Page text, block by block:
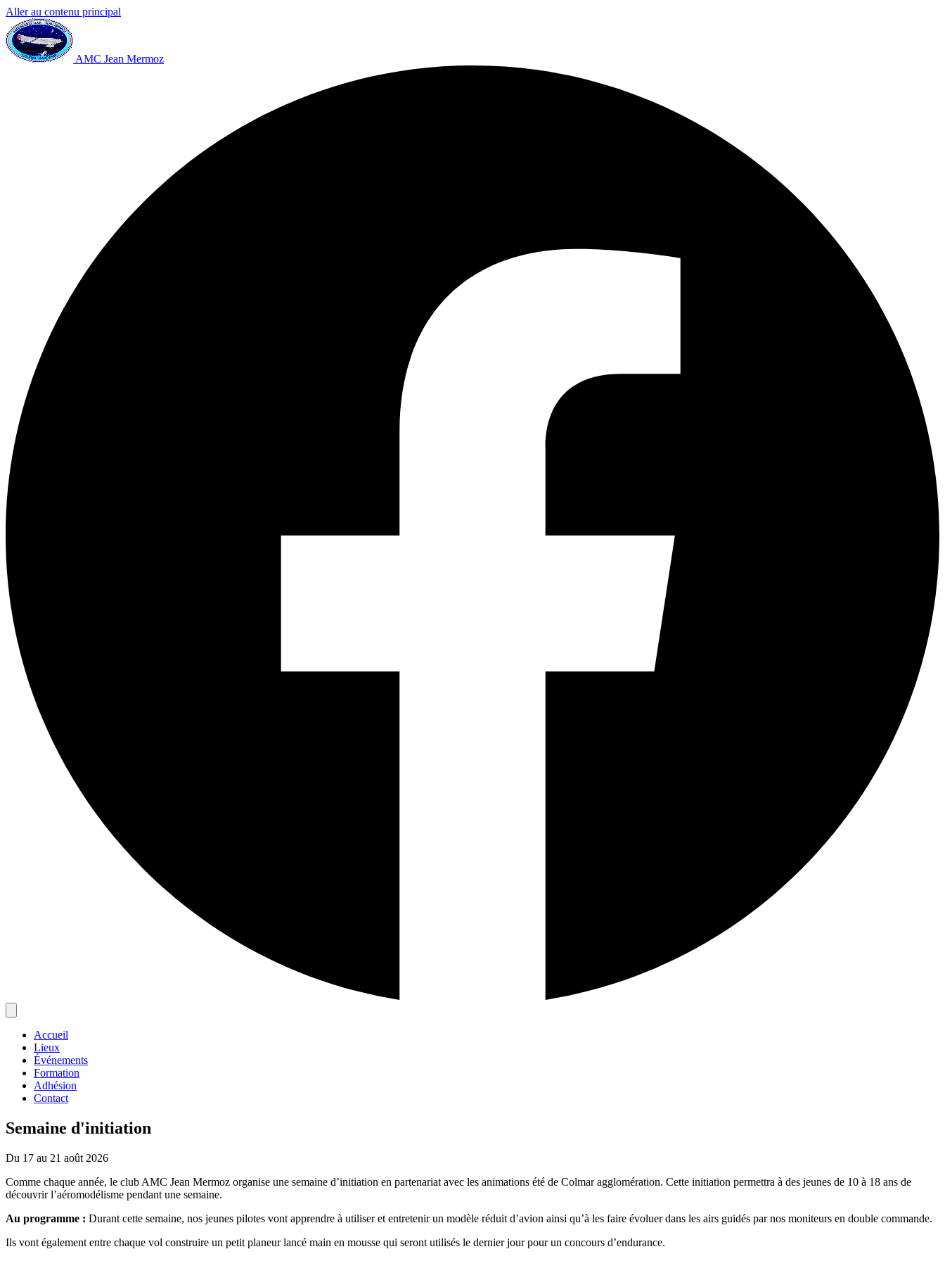
Aller au contenu principal
AMC Jean Mermoz
Accueil
Lieux
Événements
Formation
Adhésion
Contact
Semaine d'initiation
Du 17 au 21 août 2026
Comme chaque année, le club AMC Jean Mermoz organise une semaine d’initiation en partenariat avec les animations été de Colmar agglomération. Cette initiation permettra à des jeunes de 10 à 18 ans de
découvrir l’aéromodélisme pendant une semaine.
Au programme : Durant cette semaine, nos jeunes pilotes vont apprendre à utiliser et entretenir un modèle réduit d’avion ainsi qu’à les faire évoluer dans les airs guidés par nos moniteurs en double commande.
Ils vont également entre chaque vol construire un petit planeur lancé main en mousse qui seront utilisés le dernier jour pour un concours d’endurance.